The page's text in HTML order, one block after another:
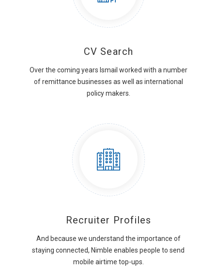
CV Search
Over the coming years Ismail worked with a number
of remittance businesses as well as international
policy makers.
Recruiter Profiles
And because we understand the importance of
staying connected, Nimble enables people to send
mobile airtime top-ups.